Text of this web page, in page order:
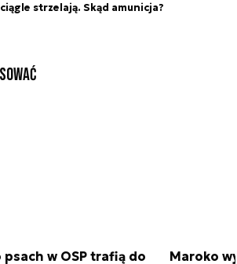
strzelają. Skąd amunicja?
w OSP trafią do
Maroko